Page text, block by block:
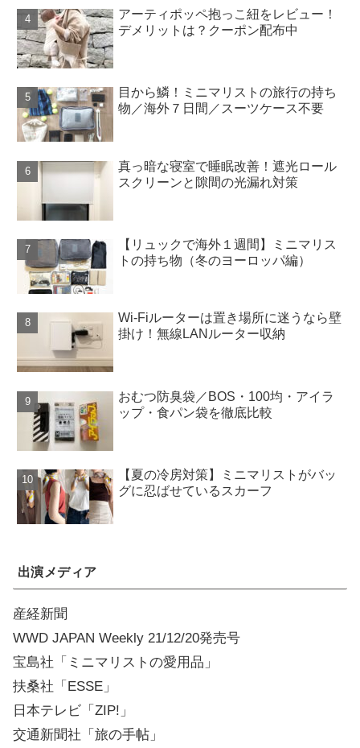
アーティポッペ抱っこ紐をレビュー！
デメリットは？クーポン配布中
目から鱗！ミニマリストの旅行の持ち
物／海外７日間／スーツケース不要
真っ暗な寝室で睡眠改善！遮光ロール
スクリーンと隙間の光漏れ対策
【リュックで海外１週間】ミニマリス
トの持ち物（冬のヨーロッパ編）
Wi-Fiルーターは置き場所に迷うなら壁
掛け！無線LANルーター収納
おむつ防臭袋／BOS・100均・アイラ
ップ・食パン袋を徹底比較
【夏の冷房対策】ミニマリストがバッ
グに忍ばせているスカーフ
出演メディア
産経新聞
WWD JAPAN Weekly 21/12/20発売号
宝島社「ミニマリストの愛用品」
扶桑社「ESSE」
日本テレビ「ZIP!」
交通新聞社「旅の手帖」